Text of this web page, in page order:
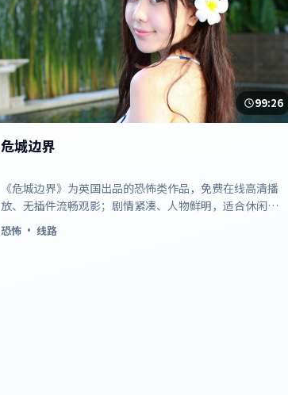
99:26
危城边界
《危城边界》为英国出品的恐怖类作品，免费在线高清播
放、无插件流畅观影；剧情紧凑、人物鲜明，适合休闲一
口气追看。
恐怖· 线路